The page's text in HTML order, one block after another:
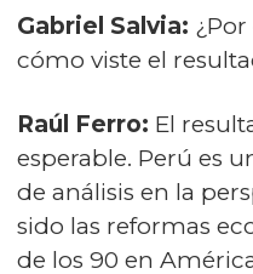
Gabriel Salvia:
cómo viste el
Raúl Ferro: El
esperable. Perú es
de análisis en la
sido las reformas
de los 90 en